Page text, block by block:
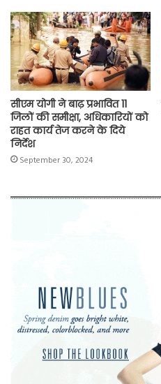
सीएम योगी ने बाढ़ प्रभावित 11
जिलों की समीक्षा, अधिकारियों को
राहत कार्य तेज करने के दिये
निर्देश
September 30, 2024